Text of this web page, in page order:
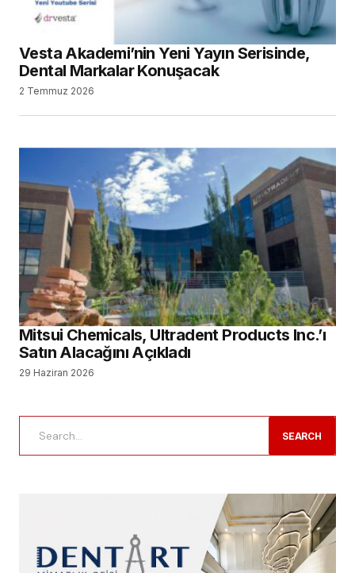
Vesta Akademi’nin Yeni Yayın Serisinde,
Dental Markalar Konuşacak
2 Temmuz 2026
Mitsui Chemicals, Ultradent Products Inc.’ı
Satın Alacağını Açıkladı
29 Haziran 2026
SEARCH